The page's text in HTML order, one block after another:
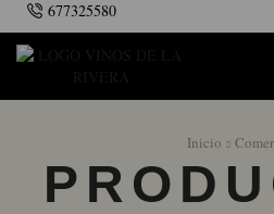
677325580
Inicio